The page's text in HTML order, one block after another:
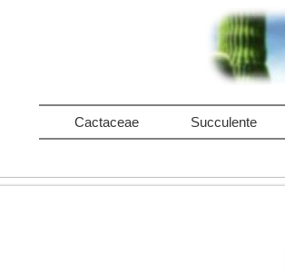
Cactaceae Succulente